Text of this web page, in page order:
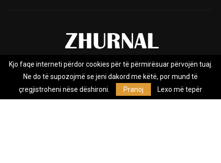
Rreth nesh Impresumi Marketing
Privacy Policy
Zhurnal.mk është Agjenci e Lajmeve e pavarur, e themeluar në vitin
Kjo faqe interneti përdor cookies për të përmirësuar përvojën tuaj.
Ne do të supozojmë se jeni dakord me këtë, por mund të
çregjistroheni nëse dëshironi.
Pranoj Lexo më tepër